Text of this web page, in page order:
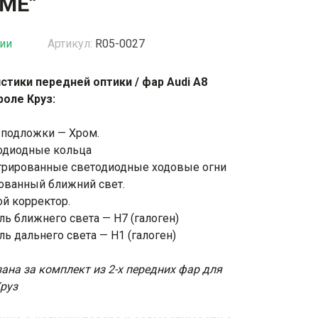
Артикул: R05-0027
передней оптики / фар Audi A8
Круз:
— Хром.
кольца
светодиодные ходовые огни
ближний свет.
корректор.
ближнего света — H7 (галоген)
дальнего света — H1 (галоген)
за комплект из 2-х передних фар для